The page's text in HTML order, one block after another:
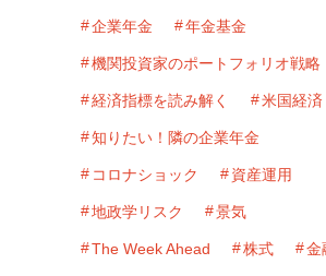
企業年金 年金基金
機関投資家のポートフォリオ戦略
経済指標を読み解く 米国経済
知りたい！隣の企業年金
コロナショック 資産運用
地政学リスク 景気
The Week Ahead 株式 金